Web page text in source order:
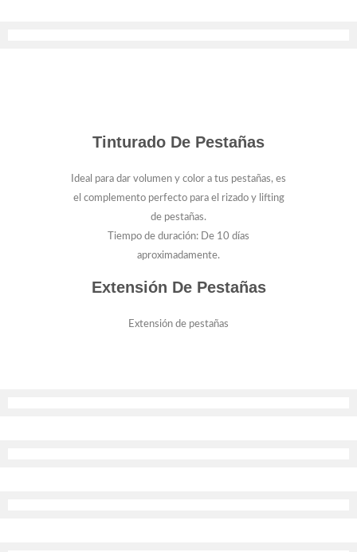
Tinturado De Pestañas
Ideal para dar volumen y color a tus pestañas, es
el complemento perfecto para el rizado y lifting
de pestañas.
Tiempo de duración: De 10 días
aproximadamente.
Extensión De Pestañas
Extensión de pestañas